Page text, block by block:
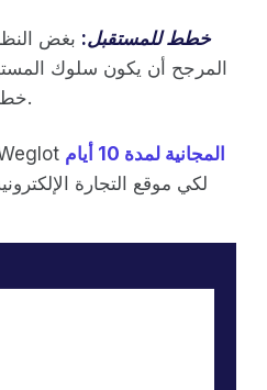
خطط للمستقبل: بغض
المرجح أن يكون سلوك
خطط للمستقبل وابقَ متقدماً.
المجانية لمدة 10 أيام
لكي موقع التجارة